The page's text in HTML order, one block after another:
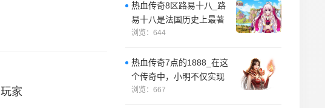
家
热血传奇8区路易十八_路
易十八是法国历史上最著
名的政治家之一，也是法
浏览：644
热血传奇7点的1888_在这
个传奇中，小明不仅实现
了他的梦想，还获得了许
浏览：667